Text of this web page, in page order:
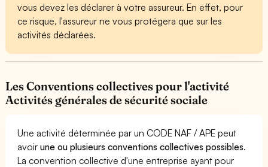
vous devez les déclarer à votre assureur. En effet, pour
ce risque, l'assureur ne vous protégera que sur les
activités déclarées.
Les Conventions collectives pour l'activité
Activités générales de sécurité sociale
Une activité déterminée par un CODE NAF / APE peut
avoirune ou plusieurs conventions collectives possibles.
La convention collective d'une entreprise ayant pour